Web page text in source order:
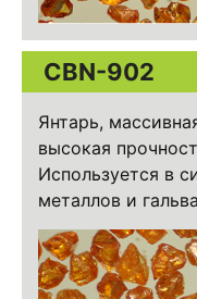
CBN-902
Янтарь,
высокая
Используется в
металлов и